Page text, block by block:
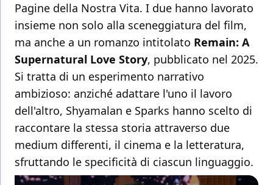
Pagine della Nostra Vita. I due hanno lavorato
insieme non solo alla sceneggiatura del film,
ma anche a un romanzo intitolato Remain: A
Supernatural Love Story, pubblicato nel 2025.
Si tratta di un esperimento narrativo
ambizioso: anziché adattare l'uno il lavoro
dell'altro, Shyamalan e Sparks hanno scelto di
raccontare la stessa storia attraverso due
medium differenti, il cinema e la letteratura,
sfruttando le specificità di ciascun linguaggio.